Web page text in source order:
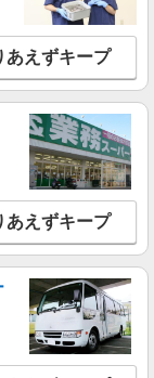
社員： 平日／時給
〜
29-1 名古屋パルコ
を見る
時給25％UP（深夜
あえずキープ
あえずキープ